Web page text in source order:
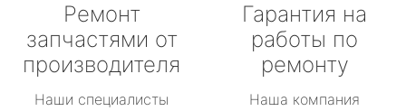
Ремонт
запчастями от
производителя
Наши специалисты
Гарантия на
работы по
ремонту
Наша компания